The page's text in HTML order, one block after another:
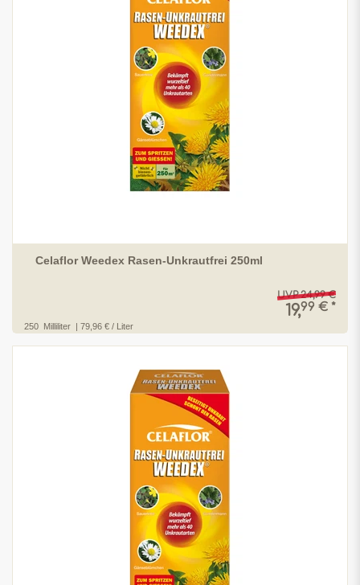
Celaflor Weedex Rasen-Unkrautfrei 250ml
UVP 24,99 €
19,99 € *
250 Milliliter | 79,96 € / Liter